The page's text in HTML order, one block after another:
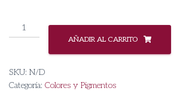
Pigmento
Violeta
cantidad
AÑADIR AL CARRITO
SKU: N/D
Categoría: Colores y Pigmentos